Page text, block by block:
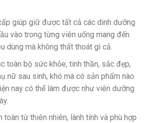
giúp giữ được tất cả các dinh dưỡng
vào trong từng viên uống mang đến
dùng mà không thất thoát gì cả.
toàn bộ sức khỏe, tinh thần, sắc đẹp,
nữ sau sinh, khó mà có sản phẩm nào
nay có thể làm được như viên dưỡng
toàn từ thiên nhiên, lành tính và phù hợp